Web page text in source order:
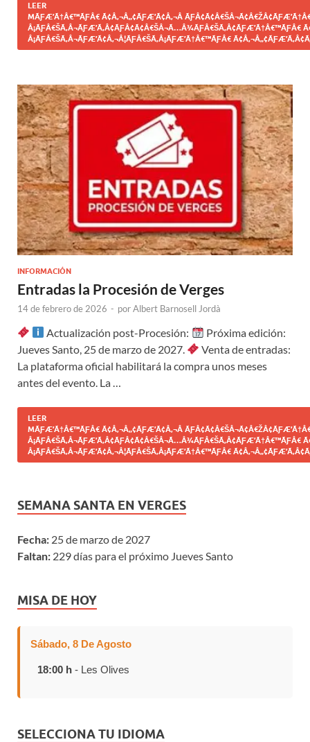
LEER
MÃƑÆ’Ã†Â€™ÃƑÂ€ Ã¢Â‚¬Â„¢ÃƑÆ’Ã¢Â‚¬Â
Â¡ÃƑÂ€ŠÃ‚Â¬ÃƑÆ’Ã‚Â¢ÃƑÂ¢Ã¢Â€ŠÂ¬Ã…Â¾ÃƑÂ€ŠÃ‚Â¢ÃƑÆ’Ã†Â€™ÃƑÂ€
Â¡ÃƑÂ€ŠÃ‚Â¬ÃƑÆ’Ã¢Â‚¬Â¦ÃƑÂ€ŠÃ‚Â¡ÃƑÆ’Ã†Â€™ÃƑÂ€
INFORMACIÓN
Entradas la Procesión de Verges
14 de febrero de 2026 - porAlbert Barnosell Jordà
Actualización post-Procesión:
Próxima edición:
Jueves Santo, 25 de marzo de 2027.
Venta de entradas:
La plataforma oficial habilitará la compra unos meses
antes del evento. La …
LEER
MÃƑÆ’Ã†Â€™ÃƑÂ€ Ã¢Â‚¬Â„¢ÃƑÆ’Ã¢Â‚¬Â
Â¡ÃƑÂ€ŠÃ‚Â¬ÃƑÆ’Ã‚Â¢ÃƑÂ¢Ã¢Â€ŠÂ¬Ã…Â¾ÃƑÂ€ŠÃ‚Â¢ÃƑÆ’Ã†Â€™ÃƑÂ€
Â¡ÃƑÂ€ŠÃ‚Â¬ÃƑÆ’Ã¢Â‚¬Â¦ÃƑÂ€ŠÃ‚Â¡ÃƑÆ’Ã†Â€™ÃƑÂ€
SEMANA SANTA EN VERGES
Fecha: 25 de marzo de 2027
Faltan: 229 días para el próximo Jueves Santo
MISA DE HOY
Sábado, 8 De Agosto
18:00 h - Les Olives
SELECCIONA TU IDIOMA